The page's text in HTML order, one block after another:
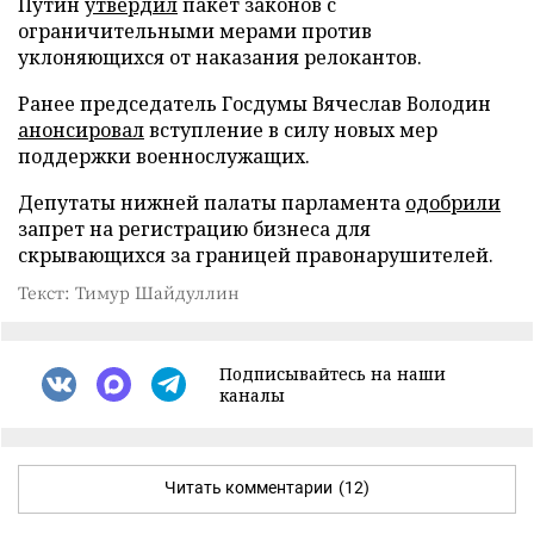
ограничительными мерами против
уклоняющихся от наказания релокантов.
Ранее председатель Госдумы Вячеслав Володин
анонсировалвступление в силу новых мер
поддержки военнослужащих.
Депутаты нижней палаты парламента одобрили
запрет на регистрацию бизнеса для
скрывающихся за границей правонарушителей.
Текст: Тимур Шайдуллин
Подписывайтесь на наши
каналы
Читать комментарии (12)